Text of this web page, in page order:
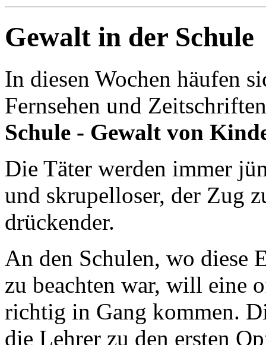
Gewalt in der Schule
In diesen Wochen häufen
Fernsehen und
Schule - Gewalt von
Die Täter werden immer
und skrupelloser, der Zug
drückender.
An den Schulen, wo diese
zu beachten war, will eine
richtig in Gang kommen.
die Lehrer zu den ersten